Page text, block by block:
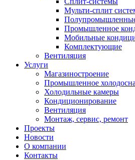
Мульти-сплит
Промышленное
Мобильные
Комплектующие
Вентиляция
Услуги
Магазиностроение
Промышленное
Холодильные камеры
Кондиционирование
Вентиляция
Монтаж, сервис, ремонт
Проекты
Новости
О компании
Контакты